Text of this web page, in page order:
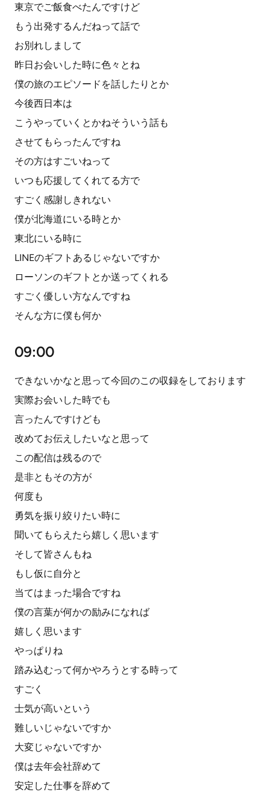
東京でご飯食べたんですけど
もう出発するんだねって話で
お別れしまして
昨日お会いした時に色々とね
僕の旅のエピソードを話したりとか
今後西日本は
こうやっていくとかねそういう話も
させてもらったんですね
その方はすごいねって
いつも応援してくれてる方で
すごく感謝しきれない
僕が北海道にいる時とか
東北にいる時に
LINEのギフトあるじゃないですか
ローソンのギフトとか送ってくれる
すごく優しい方なんですね
そんな方に僕も何か
09:00
できないかなと思って今回のこの収録をしております
実際お会いした時でも
言ったんですけども
改めてお伝えしたいなと思って
この配信は残るので
是非ともその方が
何度も
勇気を振り絞りたい時に
聞いてもらえたら嬉しく思います
そして皆さんもね
もし仮に自分と
当てはまった場合ですね
僕の言葉が何かの励みになれば
嬉しく思います
やっぱりね
踏み込むって何かやろうとする時って
すごく
士気が高いという
難しいじゃないですか
大変じゃないですか
僕は去年会社辞めて
安定した仕事を辞めて